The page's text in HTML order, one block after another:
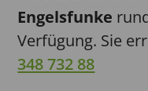
Engelsfunke
Verfügung. Sie
348 732 88